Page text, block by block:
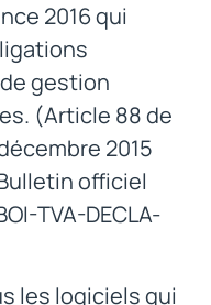
2016 qui
gestion
(Article 88 de
2015
officiel
TVA-DECLA-
les logiciels qui